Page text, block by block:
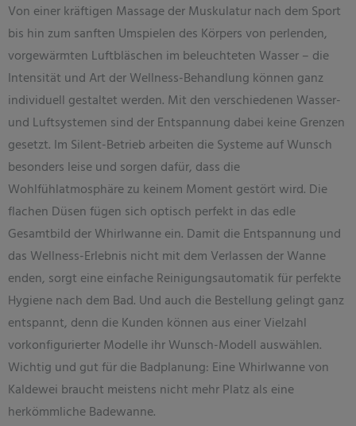
Von einer kräftigen Massage der Muskulatur nach dem Sport
bis hin zum sanften Umspielen des Körpers von perlenden,
vorgewärmten Luftbläschen im beleuchteten Wasser – die
Intensität und Art der Wellness-Behandlung können ganz
individuell gestaltet werden. Mit den verschiedenen Wasser-
und Luftsystemen sind der Entspannung dabei keine Grenzen
gesetzt. Im Silent-Betrieb arbeiten die Systeme auf Wunsch
besonders leise und sorgen dafür, dass die
Wohlfühlatmosphäre zu keinem Moment gestört wird. Die
flachen Düsen fügen sich optisch perfekt in das edle
Gesamtbild der Whirlwanne ein. Damit die Entspannung und
das Wellness-Erlebnis nicht mit dem Verlassen der Wanne
enden, sorgt eine einfache Reinigungsautomatik für perfekte
Hygiene nach dem Bad. Und auch die Bestellung gelingt ganz
entspannt, denn die Kunden können aus einer Vielzahl
vorkonfigurierter Modelle ihr Wunsch-Modell auswählen.
Wichtig und gut für die Badplanung: Eine Whirlwanne von
Kaldewei braucht meistens nicht mehr Platz als eine
herkömmliche Badewanne.